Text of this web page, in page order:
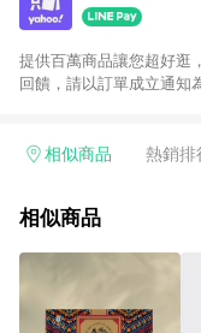
提供百萬商品讓您超好逛
回饋，請以訂單成立通知為準 1. 請注意以下品類商品均
電玩/遊戲/相機/單眼/鏡
的購回饋活動享Yahoo超
價券等虛擬貨幣折抵 4.
有相關事證認定您為大宗
相似商品 熱銷排
相似商品